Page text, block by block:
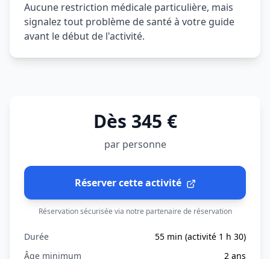
Aucune restriction médicale particulière, mais
signalez tout problème de santé à votre guide
avant le début de l'activité.
Dès 345 €
par personne
Réserver cette activité
Réservation sécurisée via notre partenaire de réservation
Durée
55 min (activité 1 h 30)
Âge minimum
2 ans